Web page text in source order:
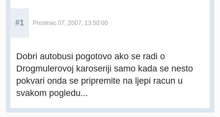
#1 Prosinac 07, 2007, 13:50:00
Dobri autobusi pogotovo ako se radi o
Drogmulerovoj karoseriji samo kada se nesto
pokvari onda se pripremite na ljepi racun u
svakom pogledu...